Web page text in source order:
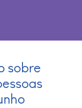
sobre